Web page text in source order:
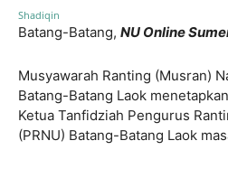
Batang-Batang, NU Online
Musyawarah Ranting (Musran)
Batang-Batang Laok
Ketua Tanfidziah Pengurus
(PRNU) Batang-Batang Laok